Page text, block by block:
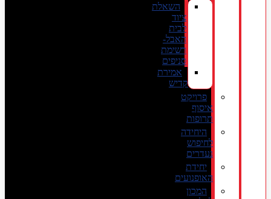
השאלת
ציוד
לבית
האבל-
רשימת
סניפים
אמירת
קדיש
פרויקט
איסוף
תרופות
היחידה
לחיפוש
נעדרים
יחידת
האופנועים
המכון